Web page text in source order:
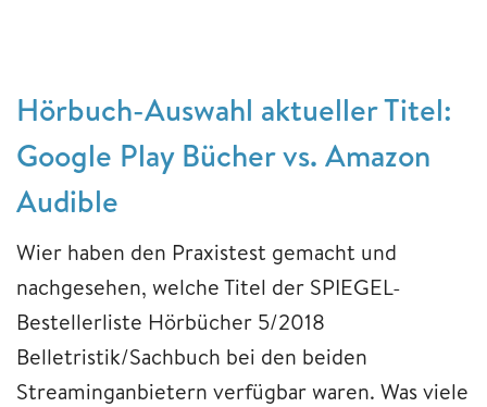
Hörbuch-Auswahl aktueller Titel:
Google Play Bücher vs. Amazon
Audible
Wier haben den Praxistest gemacht und
nachgesehen, welche Titel der SPIEGEL-
Bestellerliste Hörbücher 5/2018
Belletristik/Sachbuch bei den beiden
Streaminganbietern verfügbar waren. Was viele